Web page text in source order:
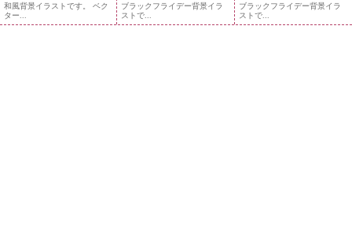
和風背景イラストです。 ベク
ター...
ブラックフライデー背景イラ
ストで...
ブラックフライデー背景イラ
ストで...